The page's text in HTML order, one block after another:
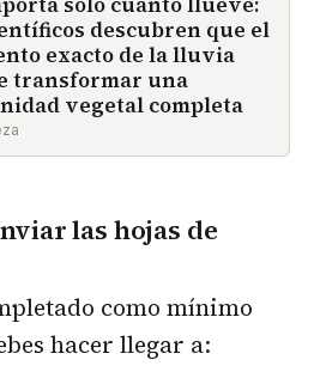
descubren que el
exacto de la lluvia
transformar una
vegetal completa
las hojas de
como mínimo
hacer llegar a: